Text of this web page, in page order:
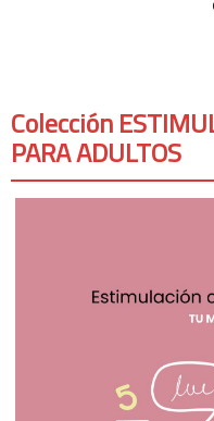
Colección
PARA ADULTOS